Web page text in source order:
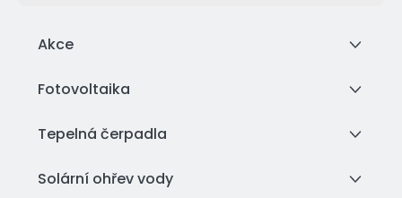
Akce
Fotovoltaika
Tepelná čerpadla
Solární ohřev vody